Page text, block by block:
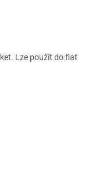
Lze použít do flat